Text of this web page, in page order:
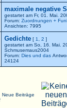
maximale negative
gestartet am Fr, 01. Mai.
Forum: Zuordnungen +
Ansichten: 7995
Gedichte [ 1 2 ]
gestartet am So, 16. Mai.
Schmusemaus2004
Forum: Dies und das
24124
Neue Beiträge